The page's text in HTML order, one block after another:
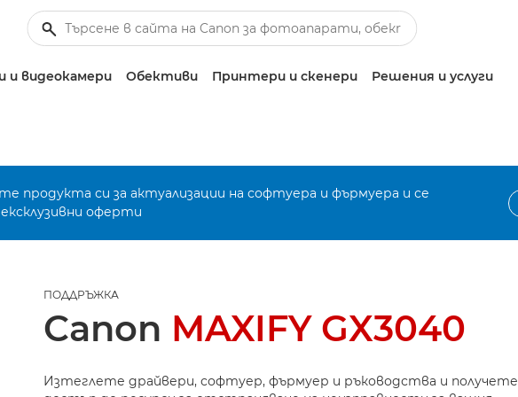
видеокамери Обективи Принтери и скенери Решения и услуги
продукта си за актуализации на софтуера и фърмуера и се
оферти
ПОДДРЪЖКА
Canon MAXIFY GX3040
Изтеглете драйвери, софтуер, фърмуер и ръководства и получете